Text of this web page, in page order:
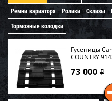
Ремни вариатора
Ролики Склизы
Тормозные колодки
Гусеницы
COUNTRY
73 000 i